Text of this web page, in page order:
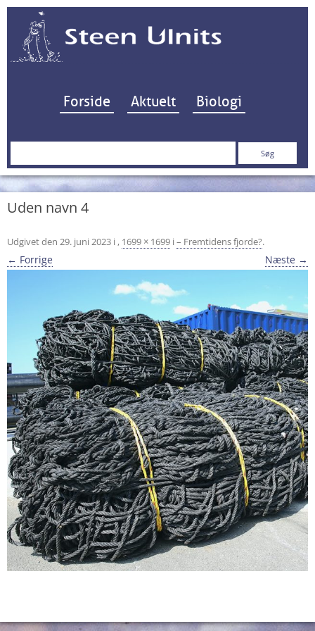
Hop til indhold
Forside Aktuelt Biologi
Søg
Uden navn 4
Udgivet den 29. juni 2023 i , 1699 × 1699 i– Fremtidens fjorde?.
← Forrige Næste →